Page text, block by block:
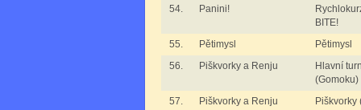
54.
Panini!
BITE!
55.
Pětimysl
Pětimysl
56.
Piškvorky a Renju
Hlavní
(Gomoku)
57.
Piškvorky a Renju
Piškvorky